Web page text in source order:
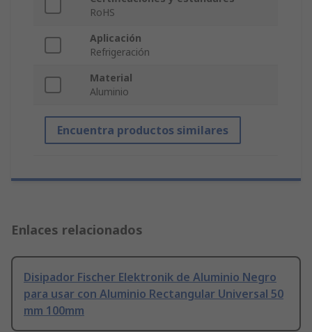
RoHS
Aplicación
Refrigeración
Material
Aluminio
Encuentra productos similares
Enlaces relacionados
Disipador Fischer Elektronik de Aluminio Negro
para usar con Aluminio Rectangular Universal 50
mm 100mm